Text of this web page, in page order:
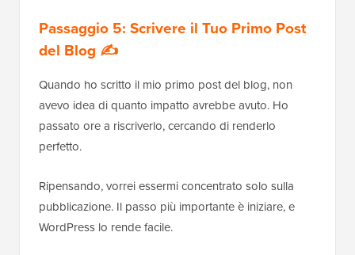
Passaggio 5: Scrivere il Tuo Primo Post
del Blog ✍️
Quando ho scritto il mio primo post del blog, non
avevo idea di quanto impatto avrebbe avuto. Ho
passato ore a riscriverlo, cercando di renderlo
perfetto.
Ripensando, vorrei essermi concentrato solo sulla
pubblicazione. Il passo più importante è iniziare, e
WordPress lo rende facile.